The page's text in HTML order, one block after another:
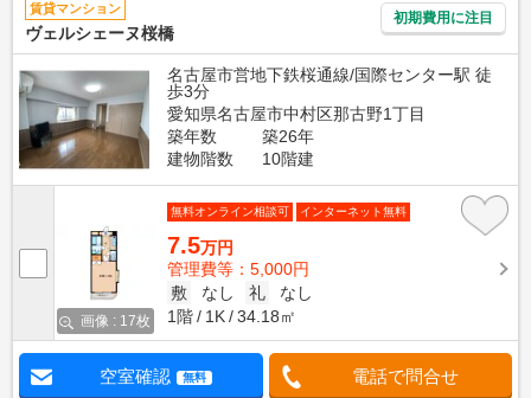
賃貸マンション
ヴェルシェーヌ桜橋
初期費用に注目
名古屋市営地下鉄桜通線/国際センター駅 徒
歩3分
愛知県名古屋市中村区那古野1丁目
築年数
築26年
建物階数
10階建
画像 : 17枚
無料オンライン相談可 インターネット無料
7.5万円
管理費等：5,000円
敷
なし 礼
なし
1階
1K 34.18㎡
空室確認 無料 電話で問合せ